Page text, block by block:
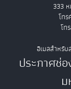
333
โท
โท
อีเมลสำหรั
ประกาศช่